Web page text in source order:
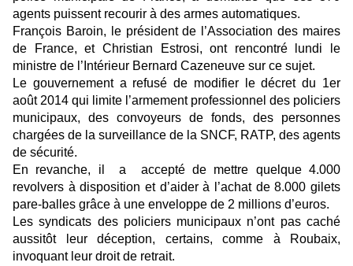
agents puissent recourir à des armes automatiques.
François Baroin, le président de l’Association des maires
de France, et Christian Estrosi, ont rencontré lundi le
ministre de l’Intérieur Bernard Cazeneuve sur ce sujet.
Le gouvernement a refusé de modifier le décret du 1er
août 2014 qui limite l’armement professionnel des policiers
municipaux, des convoyeurs de fonds, des personnes
chargées de la surveillance de la SNCF, RATP, des agents
de sécurité.
En revanche, il a accepté de mettre quelque 4.000
revolvers à disposition et d’aider à l’achat de 8.000 gilets
pare-balles grâce à une enveloppe de 2 millions d’euros.
Les syndicats des policiers municipaux n’ont pas caché
aussitôt leur déception, certains, comme à Roubaix,
invoquant leur droit de retrait.